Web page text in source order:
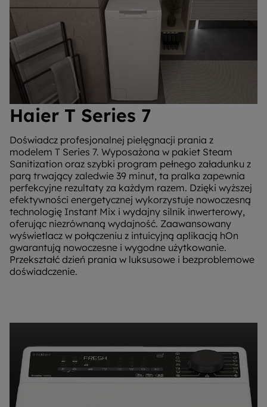
Haier T Series 7
Doświadcz profesjonalnej pielęgnacji prania z
modelem T Series 7. Wyposażona w pakiet Steam
Sanitization oraz szybki program pełnego załadunku z
parą trwający zaledwie 39 minut, ta pralka zapewnia
perfekcyjne rezultaty za każdym razem. Dzięki wyższej
efektywności energetycznej wykorzystuje nowoczesną
technologię Instant Mix i wydajny silnik inwerterowy,
oferując niezrównaną wydajność. Zaawansowany
wyświetlacz w połączeniu z intuicyjną aplikacją hOn
gwarantują nowoczesne i wygodne użytkowanie.
Przekształć dzień prania w luksusowe i bezproblemowe
doświadczenie.